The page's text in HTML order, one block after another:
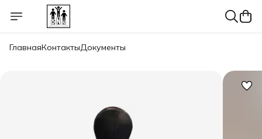
ГлавнаяКонтактыДокументы